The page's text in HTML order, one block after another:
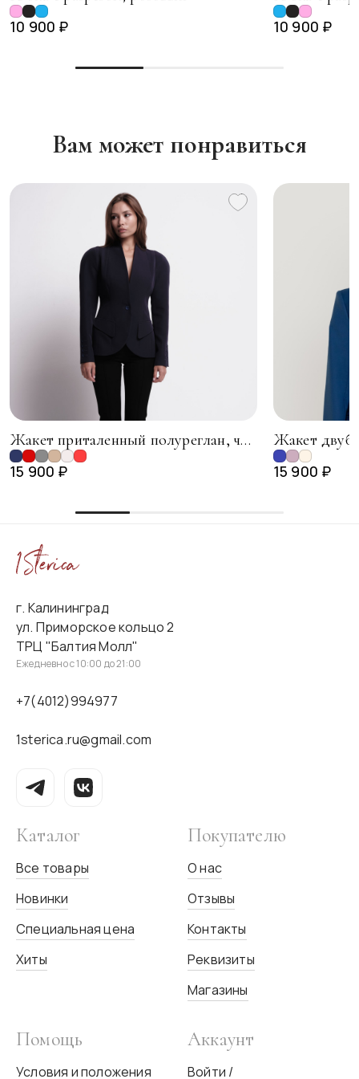
10 900 ₽
10 900 ₽
Вам может понравиться
Жакет приталенный полуреглан, чернильный
15 900 ₽
15 900 ₽
г. Калининград
ул. Приморское кольцо 2
ТРЦ "Балтия Молл"
Ежедневно с 10:00 до 21:00
+7(4012)994977
1sterica.ru@gmail.com
Каталог
Все товары
Новинки
Специальная цена
Хиты
Покупателю
О нас
Отзывы
Контакты
Реквизиты
Магазины
Помощь
Условия и положения
Аккаунт
Войти /